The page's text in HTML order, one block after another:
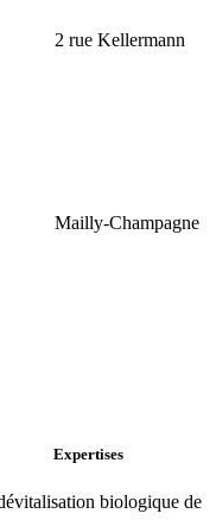
2 rue Kellermann
Mailly-Champagne
Expertises
biologique de